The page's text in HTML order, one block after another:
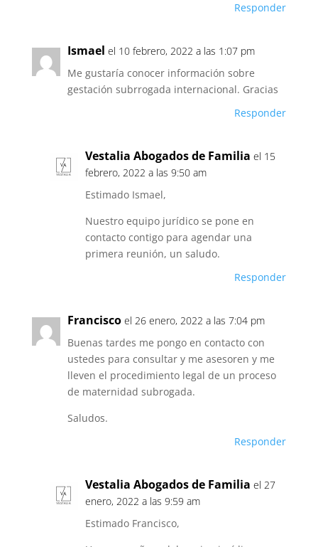
Responder
Ismael el 10 febrero, 2022 a las 1:07 pm
Me gustaría conocer información sobre
gestación subrrogada internacional. Gracias
Responder
Vestalia Abogados de Familia el 15
febrero, 2022 a las 9:50 am
Estimado Ismael,
Nuestro equipo jurídico se pone en
contacto contigo para agendar una
primera reunión, un saludo.
Responder
Francisco el 26 enero, 2022 a las 7:04 pm
Buenas tardes me pongo en contacto con
ustedes para consultar y me asesoren y me
lleven el procedimiento legal de un proceso
de maternidad subrogada.
Saludos.
Responder
Vestalia Abogados de Familia el 27
enero, 2022 a las 9:59 am
Estimado Francisco,